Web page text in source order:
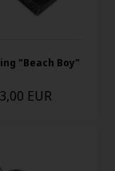
"Beach Boy"
EUR